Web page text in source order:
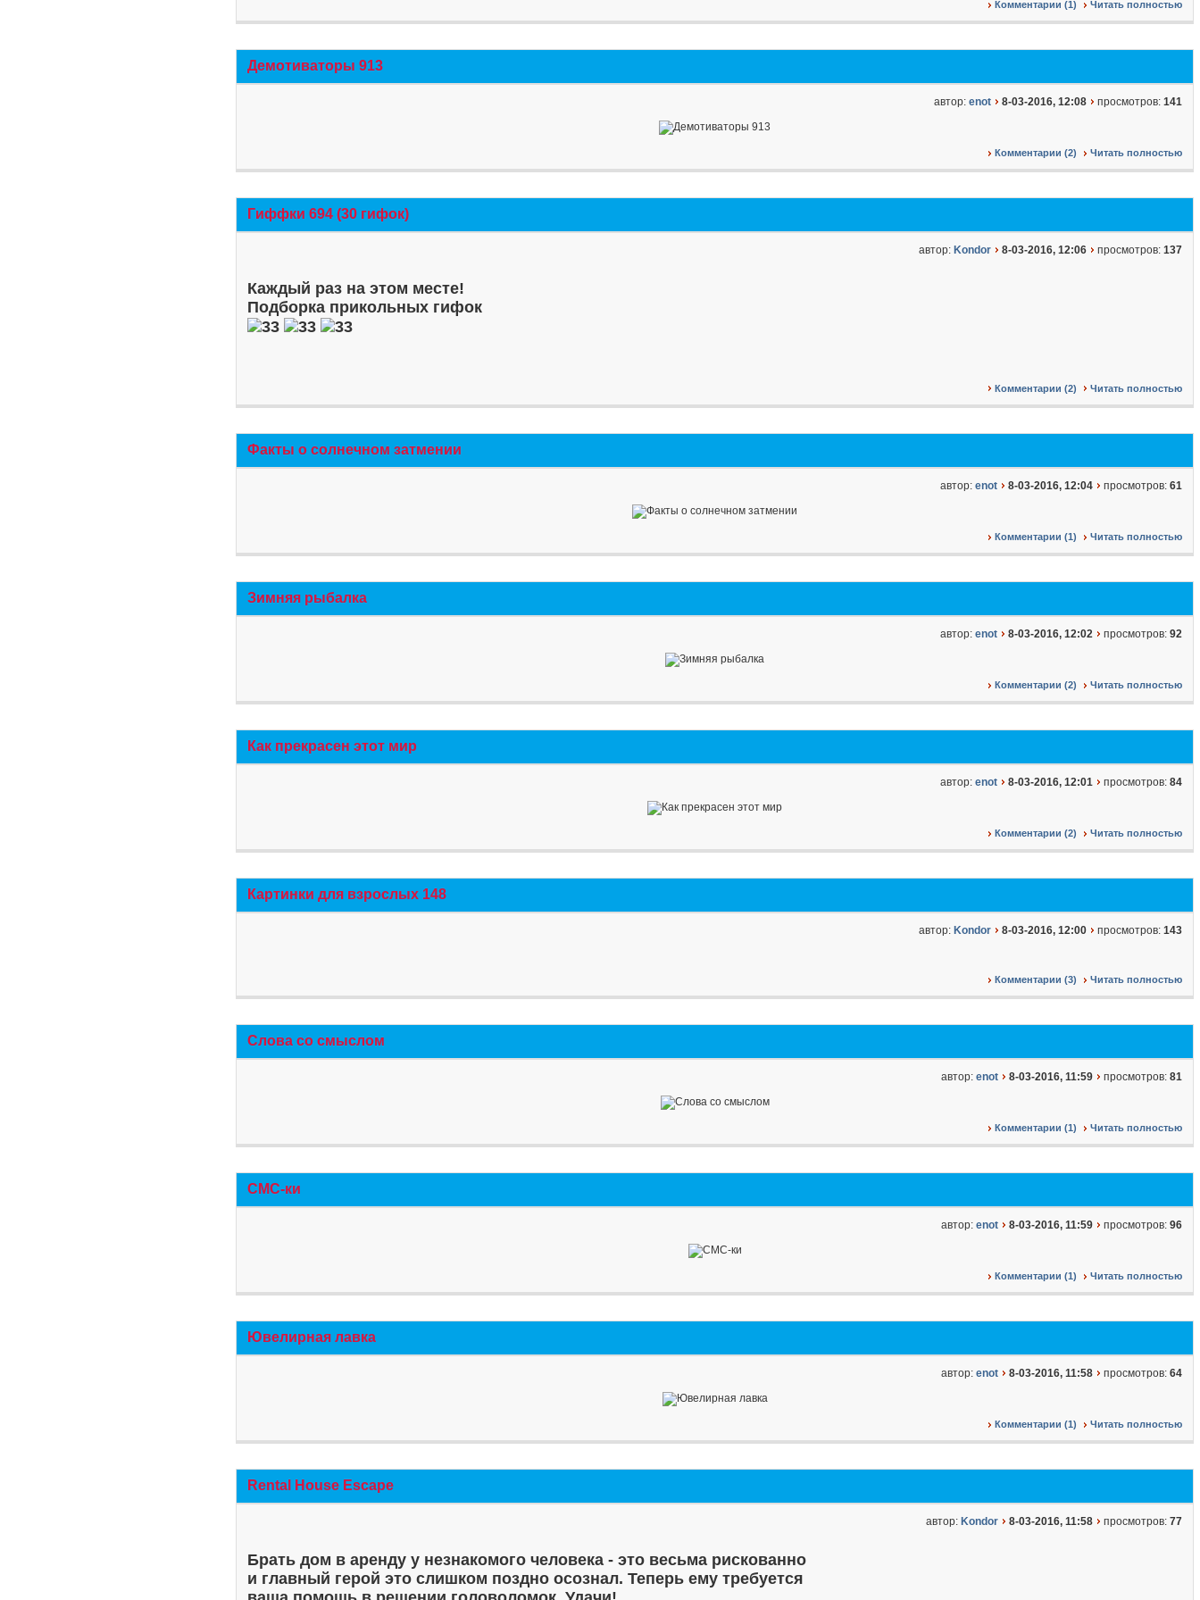
Комментарии (1) Читать полностью
Демотиваторы 913
автор: enot 8-03-2016, 12:08 просмотров: 141
Комментарии (2) Читать полностью
Гиффки 694 (30 гифок)
автор: Kondor 8-03-2016, 12:06 просмотров: 137
Каждый раз на этом месте!
Подборка прикольных гифок
Комментарии (2) Читать полностью
Факты о солнечном затмении
автор: enot 8-03-2016, 12:04 просмотров: 61
Комментарии (1) Читать полностью
Зимняя рыбалка
автор: enot 8-03-2016, 12:02 просмотров: 92
Комментарии (2) Читать полностью
Как прекрасен этот мир
автор: enot 8-03-2016, 12:01 просмотров: 84
Комментарии (2) Читать полностью
Картинки для взрослых 148
автор: Kondor 8-03-2016, 12:00 просмотров: 143
Комментарии (3) Читать полностью
Слова со смыслом
автор: enot 8-03-2016, 11:59 просмотров: 81
Комментарии (1) Читать полностью
СМС-ки
автор: enot 8-03-2016, 11:59 просмотров: 96
Комментарии (1) Читать полностью
Ювелирная лавка
автор: enot 8-03-2016, 11:58 просмотров: 64
Комментарии (1) Читать полностью
Rental House Escape
автор: Kondor 8-03-2016, 11:58 просмотров: 77
Брать дом в аренду у незнакомого человека - это весьма рискованно
и главный герой это слишком поздно осознал. Теперь ему требуется